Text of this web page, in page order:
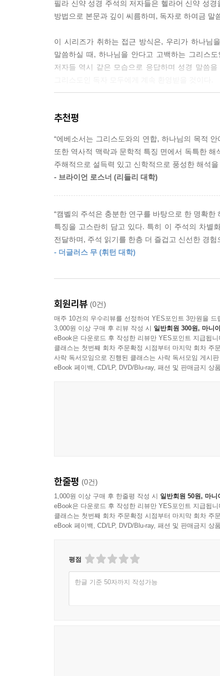
필라 신약 성경 주석의 저자들은 헬라어 신약 성
방법으로 본문과 깊이 씨름하며, 독자로 하여금
이 시리즈가 취하는 접근 방식은, 우리가 하나님
말씀하실 때, 하나님을 안다고 고백하는 그리스
저자들 역시 같은 모습으로 응답하며 성경 말씀
무엇보다도 우리가 갖고 있는 성경 본문의 뜻
논의와도 소통하고 있지만 지나치게 전문적인
관련성에 유념하면서, 주석과 설교를 혼동하지 않
이런 접근법을 채택하는 근본 이유는 “객관적
말씀하실 때, 하나님을 알고 있다고 공언하는 자
학자가 취하는 자세와는 확실히 다른 것이다. 하
본문에 대해서 편협하지 않은 개방성을 추구한다.
신약 성경의 서신 중 에베소서만큼 주석에게 많
구문과 구약 성경을 인용하는 독특한 방식, 다른
특징이다. 이 모든 씨름의 영역에서 캠벨 박사는
편집장 D. A. 카슨
추천평
“에베소서는 그리스도와의 연합, 하나님의 목적
또한 역사적 맥락과 문학적 특징 면에서 독특한
주해적으로 설득력 있고 신학적으로 풍성한 해석
- 브라이언 로스너 (리들리 대학)
“캠벨의 주석은 충분한 연구를 바탕으로 한 명확
특징을 고스란히 담고 있다. 특히 이 주석의 차별
전달하며, 주석 읽기를 한층 더 즐겁고 신선한 경험
- 더글러스 무 (휘턴 대학)
회원리뷰 (0건)
매주 10건의 우수리뷰를 선정하여 YES포인트 3만원을 드
3,000원 이상 구매 후 리뷰 작성 시 일반회원 300원, 마니
eBook은 다운로드 후 작성한 리뷰만 YES포인트 지급됩니
클래스는 첫번째 회차 주문확정 시점부터 마지막 회차 주
사락 독서모임으로 진행된 클래스는 사락 독서모임 게시
eBook 페이백, CD/LP, DVD/Blu-ray, 패션 및 판매금지 상
한줄평 (0건)
1,000원 이상 구매 후 한줄평 작성 시 일반회원 50원, 마니
eBook은 다운로드 후 작성한 리뷰만 YES포인트 지급됩니
클래스는 첫번째 회차 주문확정 시점부터 마지막 회차 주
eBook 페이백, CD/LP, DVD/Blu-ray, 패션 및 판매금지 상
평점
한글 기준 50자까지 작성가능